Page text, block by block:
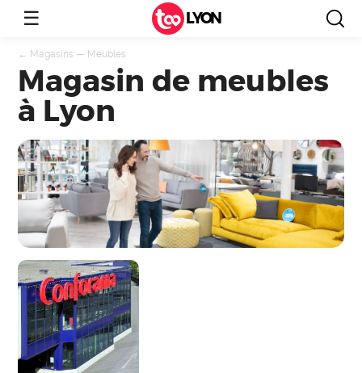
☰ LYON
← Magasins — Meubles
Magasin de meubles
à Lyon